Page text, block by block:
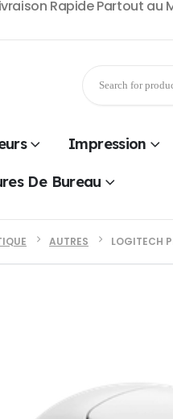
Rapide Partout au
Impression
De Bureau
AUTRES LOGITECH